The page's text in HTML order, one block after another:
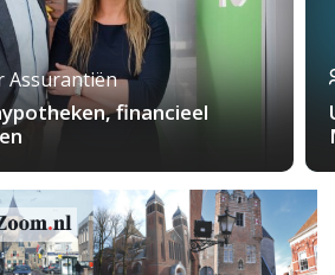
Assurantiën
financieel